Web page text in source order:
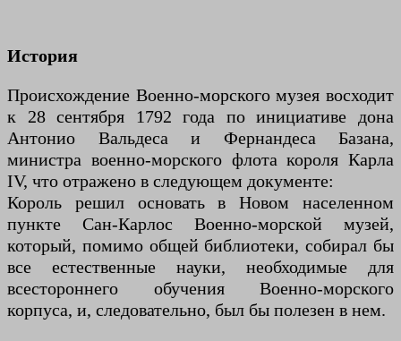
История
Происхождение Военно-морского музея восходит
к 28 сентября 1792 года по инициативе дона
Антонио Вальдеса и Фернандеса Базана,
министра военно-морского флота короля Карла
IV, что отражено в следующем документе:
Король решил основать в Новом населенном
пункте Сан-Карлос Военно-морской музей,
который, помимо общей библиотеки, собирал бы
все естественные науки, необходимые для
всестороннего обучения Военно-морского
корпуса, и, следовательно, был бы полезен в нем.